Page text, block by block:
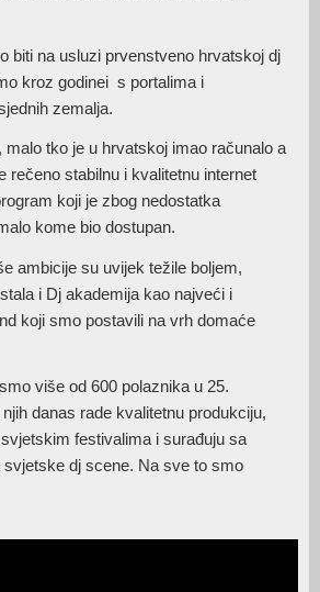
biti na usluzi prvenstveno hrvatskoj dj
kroz godinei s portalima i
zemalja.
malo tko je u hrvatskoj imao računalo a
rečeno stabilnu i kvalitetnu internet
koji je zbog nedostatka
kome bio dostupan.
ambicije su uvijek težile boljem,
i Dj akademija kao najveći i
koji smo postavili na vrh domaće
više od 600 polaznika u 25.
danas rade kvalitetnu produkciju,
festivalima i surađuju sa
dj scene. Na sve to smo